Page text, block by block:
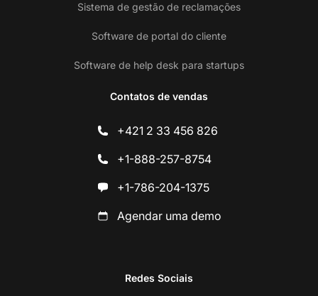
Sistema de gestão de reclamações
Software de portal do cliente
Software de help desk para startups
Contatos de vendas
+421 2 33 456 826
+1-888-257-8754
+1-786-204-1375
Agendar uma demo
Redes Sociais